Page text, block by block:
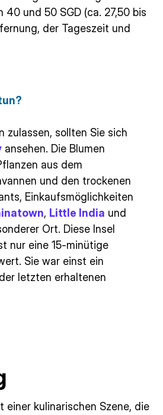
und 50 SGD (ca. 27,50 bis
der Tageszeit und
zulassen, sollten Sie sich
ansehen. Die Blumen
aus dem
und den trockenen
Einkaufsmöglichkeiten
, Little India und
Ort. Diese Insel
nur eine 15-minütige
Sie war einst ein
letzten erhaltenen
einer kulinarischen Szene, die